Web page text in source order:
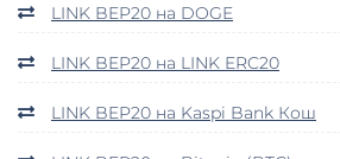
LINK BEP20 на DOGE
LINK BEP20 на LINK ERC20
LINK BEP20 на Kaspi Bank Кош